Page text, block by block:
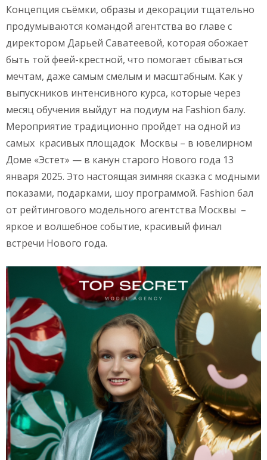
Концепция съёмки, образы и декорации тщательно
продумываются командой агентства во главе с
директором Дарьей Саватеевой, которая обожает
быть той феей-крестной, что помогает сбываться
мечтам, даже самым смелым и масштабным. Как у
выпускников интенсивного курса, которые через
месяц обучения выйдут на подиум на Fashion балу.
Мероприятие традиционно пройдет на одной из
самых красивых площадок Москвы – в ювелирном
Доме «Эстет» — в канун старого Нового года 13
января 2025. Это настоящая зимняя сказка с модными
показами, подарками, шоу программой. Fashion бал
от рейтингового модельного агентства Москвы –
яркое и волшебное событие, красивый финал
встречи Нового года.